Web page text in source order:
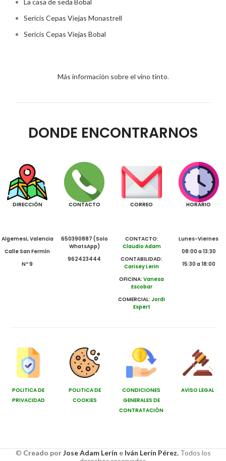
La casa de seda Bobal
Sericis Cepas Viejas Monastrell
Sericis Cepas Viejas Bobal
Más información sobre el vino tinto.
DONDE ENCONTRARNOS
DIRECCIÓN
Algemesi, Valencia
Calle San Fermín
Nº 9
CONTACTO
650390887 (Solo
WhatsApp)
962423444
CORREO
CONTACTO:
Claudio Adam
CONTABILIDAD:
Carisey Lerin
OFICINA:Vanesa
Escobar
COMERCIAL:Jordi
Espert
HORARIO
Lunes-Viernes
08:00 a 13:30
15:30 a 18:00
POLITICA DE
PRIVACIDAD
POLITICA DE
COOKIES
CONDICIONES
GENERALES DE
CONTRATACIÓN
AVISO LEGAL
© Creado porJose Adam Lerín e Iván Lerín Pérez.Todos los